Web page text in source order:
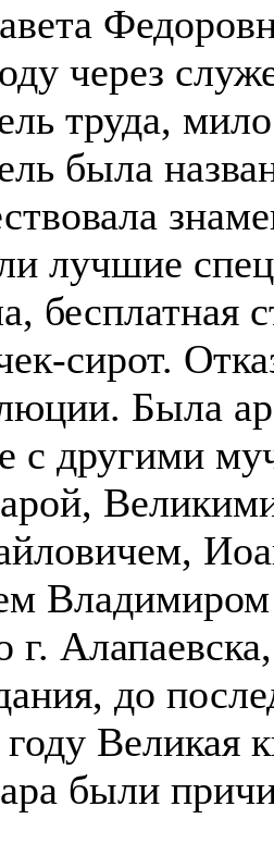
через
труда,
была
лучшие
бесплатная
сирот.
Была
с другими
г.
до
Великая
были